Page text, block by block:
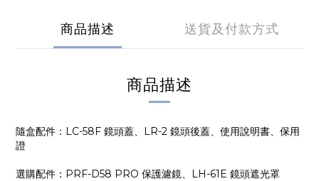
商品描述 送貨及付款方式
商品描述
隨盒配件：LC-58F 鏡頭蓋、LR-2 鏡頭後蓋、使用說明書、保用
證
選購配件：PRF-D58 PRO 保護濾鏡、LH-61E 鏡頭遮光罩